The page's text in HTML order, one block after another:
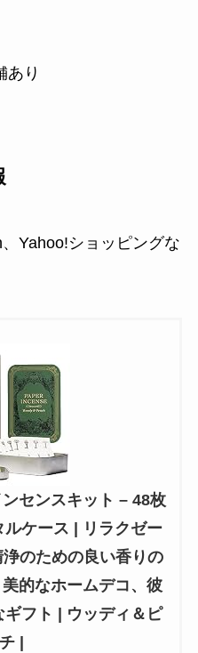
あり
Yahoo!ショッピングな
センスキット – 48枚
ケース | リラクゼー
のための良い香りの
的なホームデコ、彼
フト | ウッディ＆ピ
|